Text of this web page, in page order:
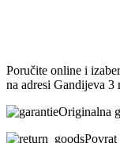
Poručite online i
na adresi Gandijeva
Originalna
Povrat